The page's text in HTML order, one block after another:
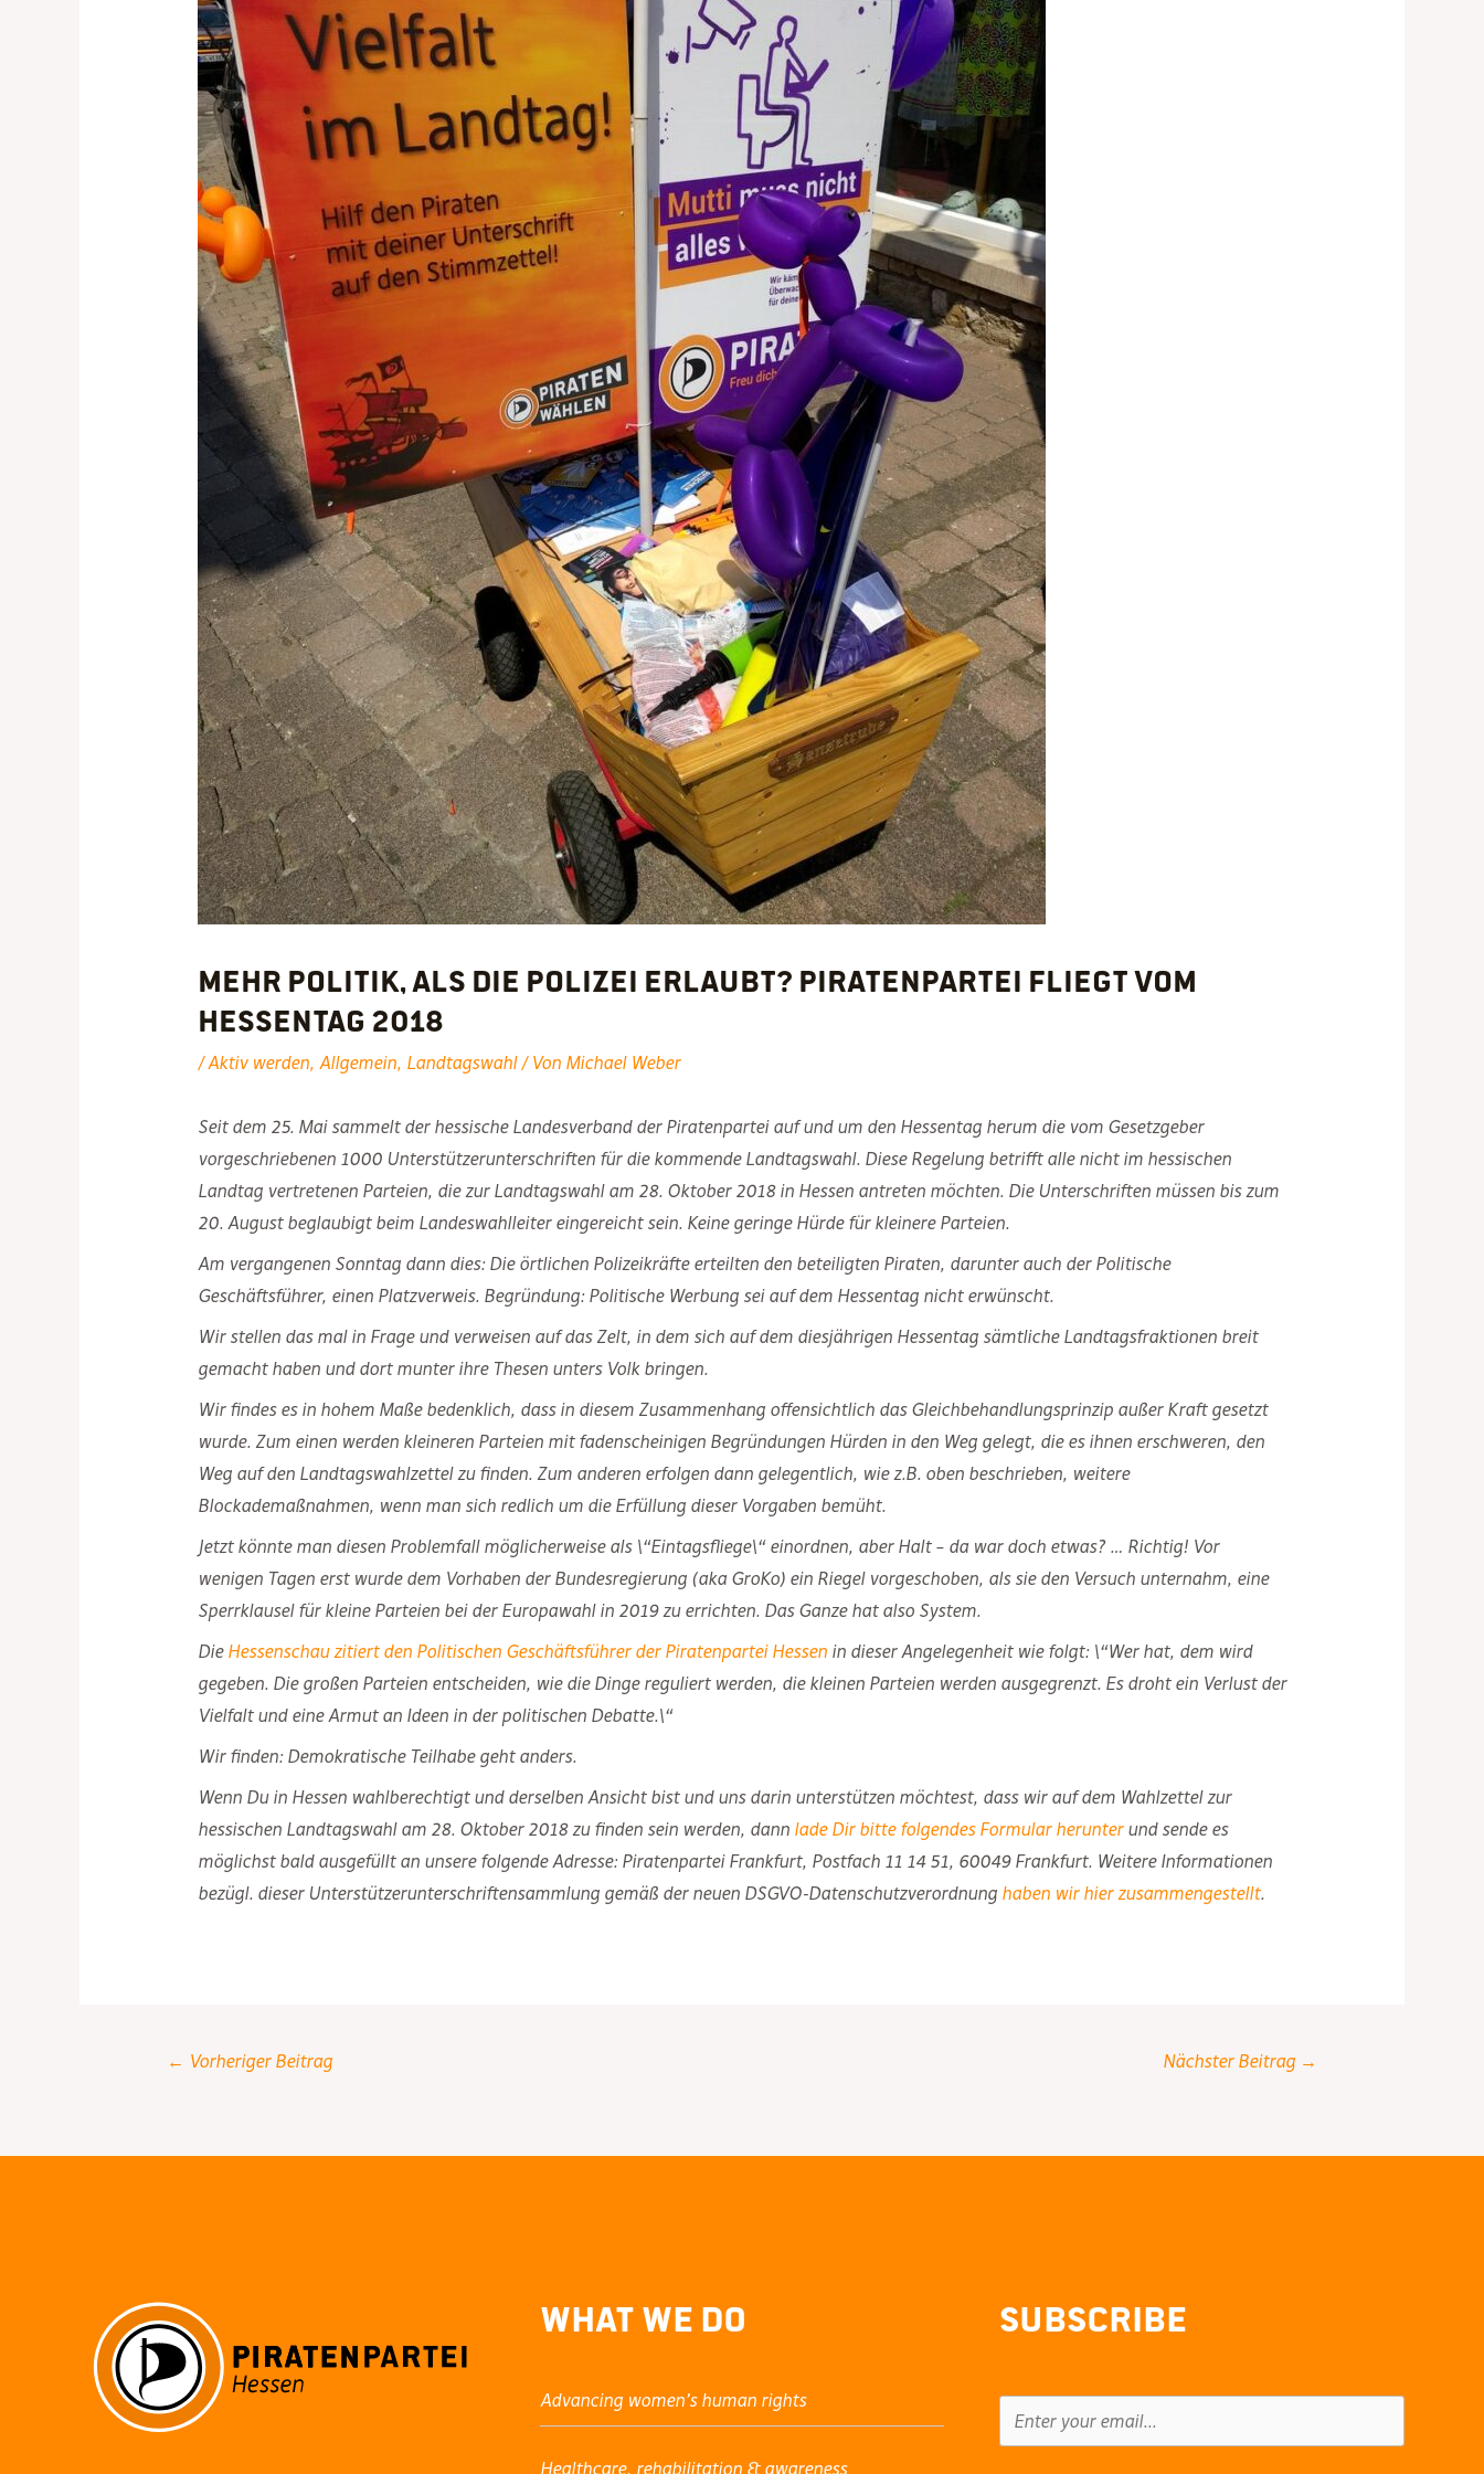
Mehr Politik, als die Polizei erlaubt? Piratenpartei fliegt vom
Hessentag 2018
/Aktiv werden, Allgemein, Landtagswahl/ Von Michael Weber
Seit dem 25. Mai sammelt der hessische Landesverband der Piratenpartei auf und um den Hessentag herum die vom Gesetzgeber
vorgeschriebenen 1000 Unterstützerunterschriften für die kommende Landtagswahl. Diese Regelung betrifft alle nicht im hessischen
Landtag vertretenen Parteien, die zur Landtagswahl am 28. Oktober 2018 in Hessen antreten möchten. Die Unterschriften müssen bis zum
20. August beglaubigt beim Landeswahlleiter eingereicht sein. Keine geringe Hürde für kleinere Parteien.
Am vergangenen Sonntag dann dies: Die örtlichen Polizeikräfte erteilten den beteiligten Piraten, darunter auch der Politische
Geschäftsführer, einen Platzverweis. Begründung: Politische Werbung sei auf dem Hessentag nicht erwünscht.
Wir stellen das mal in Frage und verweisen auf das Zelt, in dem sich auf dem diesjährigen Hessentag sämtliche Landtagsfraktionen breit
gemacht haben und dort munter ihre Thesen unters Volk bringen.
Wir findes es in hohem Maße bedenklich, dass in diesem Zusammenhang offensichtlich das Gleichbehandlungsprinzip außer Kraft gesetzt
wurde. Zum einen werden kleineren Parteien mit fadenscheinigen Begründungen Hürden in den Weg gelegt, die es ihnen erschweren, den
Weg auf den Landtagswahlzettel zu finden. Zum anderen erfolgen dann gelegentlich, wie z.B. oben beschrieben, weitere
Blockademaßnahmen, wenn man sich redlich um die Erfüllung dieser Vorgaben bemüht.
Jetzt könnte man diesen Problemfall möglicherweise als \“Eintagsfliege\“ einordnen, aber Halt – da war doch etwas? … Richtig! Vor
wenigen Tagen erst wurde dem Vorhaben der Bundesregierung (aka GroKo) ein Riegel vorgeschoben, als sie den Versuch unternahm, eine
Sperrklausel für kleine Parteien bei der Europawahl in 2019 zu errichten. Das Ganze hat also System.
Die Hessenschau zitiert den Politischen Geschäftsführer der Piratenpartei Hessenin dieser Angelegenheit wie folgt: \“Wer hat, dem wird
gegeben. Die großen Parteien entscheiden, wie die Dinge reguliert werden, die kleinen Parteien werden ausgegrenzt. Es droht ein Verlust der
Vielfalt und eine Armut an Ideen in der politischen Debatte.\“
Wir finden: Demokratische Teilhabe geht anders.
Wenn Du in Hessen wahlberechtigt und derselben Ansicht bist und uns darin unterstützen möchtest, dass wir auf dem Wahlzettel zur
hessischen Landtagswahl am 28. Oktober 2018 zu finden sein werden, dann lade Dir bitte folgendes Formular herunterund sende es
möglichst bald ausgefüllt an unsere folgende Adresse: Piratenpartei Frankfurt, Postfach 11 14 51, 60049 Frankfurt. Weitere Informationen
bezügl. dieser Unterstützerunterschriftensammlung gemäß der neuen DSGVO-Datenschutzverordnung haben wir hier zusammengestellt.
← Vorheriger Beitrag Nächster Beitrag →
What We Do
Advancing women’s human rights
Healthcare, rehabilitation & awareness
Subscribe